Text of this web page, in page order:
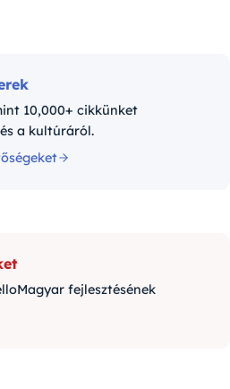
10,000+ cikkünket
a kultúráról.
fejlesztésének